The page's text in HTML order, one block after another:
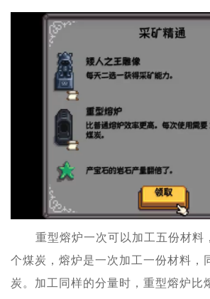
重型熔炉一次可以加工五份材料
个煤炭，熔炉是一次加工一份材料，
炭。加工同样的分量时，重型熔炉比